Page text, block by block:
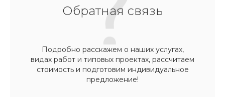
Обратная связь
Подробно расскажем о наших услугах,
видах работ и типовых проектах, рассчитаем
стоимость и подготовим индивидуальное
предложение!